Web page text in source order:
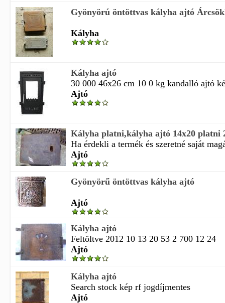
Gyönyörú öntöttvas kályha ajtó
Kályha
Kályha ajtó
30 000 46x26 cm 10 0 kg kandalló ajtó
Ajtó
Kályha platni,kályha ajtó 14x20 platni
Ha érdekli a termék és szeretné saját
Ajtó
Gyönyörű öntöttvas kályha ajtó
Ajtó
Kályha ajtó
Feltöltve 2012 10 13 20 53 2 700 12 24
Ajtó
Kályha ajtó
Search stock kép rf jogdíjmentes
Ajtó